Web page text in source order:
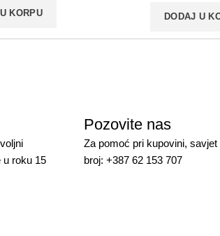
KORPU DODAJ U
u roku 15
Pozovite nas
Za pomoć pri kupovini,
broj: +387 62 153 707